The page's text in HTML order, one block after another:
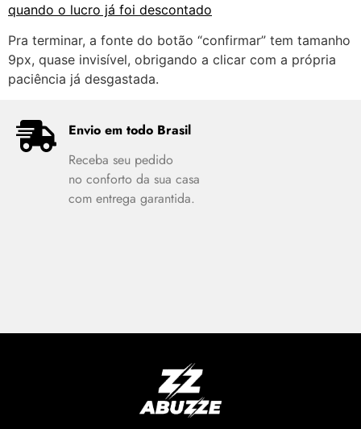
quando o lucro já foi descontado
Pra terminar, a fonte do botão “confirmar” tem tamanho
9px, quase invisível, obrigando a clicar com a própria
paciência já desgastada.
Envio em todo Brasil
Receba seu pedido
no conforto da sua casa
com entrega garantida.